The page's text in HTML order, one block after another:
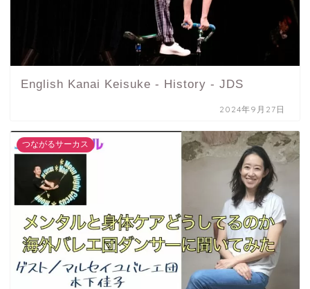
English Kanai Keisuke - History - JDS
2024年9月27日
つながるサーカス